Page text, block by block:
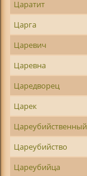
Царатит
Царга
Царевич
Царевна
Царедворец
Царек
Цареубийственный
Цареубийство
Цареубийца